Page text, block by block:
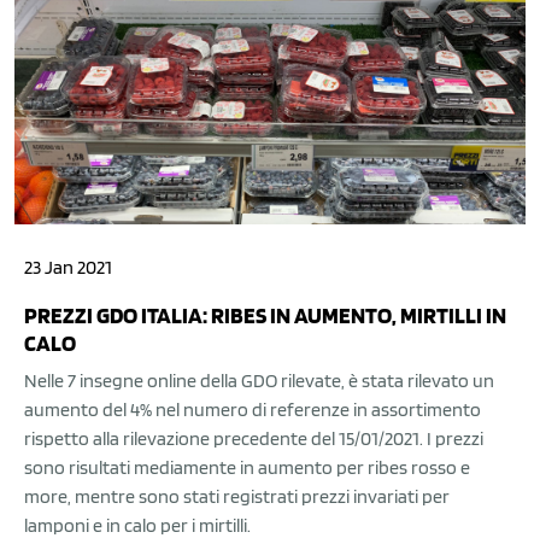
23 Jan 2021
PREZZI GDO ITALIA: RIBES IN AUMENTO, MIRTILLI IN
CALO
Nelle 7 insegne online della GDO rilevate, è stata rilevato un
aumento del 4% nel numero di referenze in assortimento
rispetto alla rilevazione precedente del 15/01/2021. I prezzi
sono risultati mediamente in aumento per ribes rosso e
more, mentre sono stati registrati prezzi invariati per
lamponi e in calo per i mirtilli.